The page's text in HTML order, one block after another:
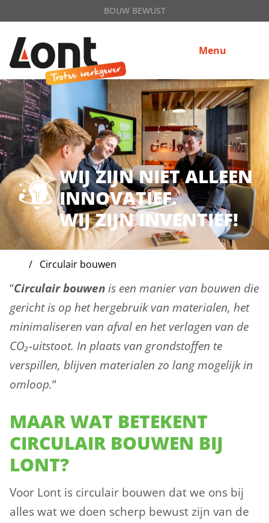
BOUW BEWUST
Menu
WIJ ZIJN NIET ALLEEN
INNOVATIEF.
WIJ ZIJN INVENTIEF!
Circulair bouwen
“Circulair bouwenis een manier van bouwen die
gericht is op het hergebruik van materialen, het
minimaliseren van afval en het verlagen van de
CO₂-uitstoot. In plaats van grondstoffen te
verspillen, blijven materialen zo lang mogelijk in
omloop.“
MAAR WAT BETEKENT
CIRCULAIR BOUWEN BIJ
LONT?
Voor Lont is circulair bouwen dat we ons bij
alles wat we doen scherp bewust zijn van de